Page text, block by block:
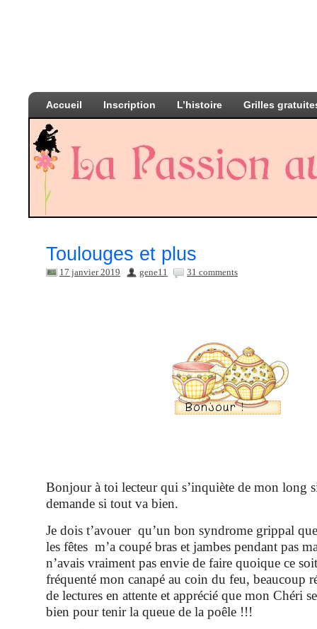
Accueil Inscription L’histoire Grilles
Toulouges et plus
17 janvier 2019 gene11 31 comments
Bonjour à toi lecteur qui s’inquiète de mon long
demande si tout va bien.
Je dois t’avouer qu’un bon syndrome grippal
les fêtes m’a coupé bras et jambes pendant pas
n’avais vraiment pas envie de faire quoique ce
fréquenté mon canapé au coin du feu, beaucoup
de lectures en attente et apprécié que mon Chéri
bien pour tenir la queue de la poêle !!!